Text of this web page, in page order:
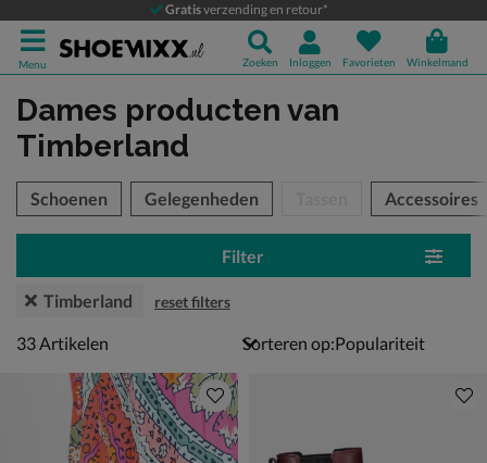
Gratisverzending en retour*
Menu Zoeken Inloggen Favorieten Winkelmand
Dames producten van
Timberland
over
Schoenen Gelegenheden Accessoires
Filter
Timberland reset filters
33 artikelen
33Artikelen Sorteren op: